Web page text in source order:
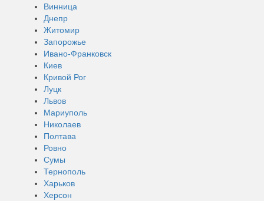
Винница
Днепр
Житомир
Запорожье
Ивано-Франковск
Киев
Кривой Рог
Луцк
Львов
Мариуполь
Николаев
Полтава
Ровно
Сумы
Тернополь
Харьков
Херсон